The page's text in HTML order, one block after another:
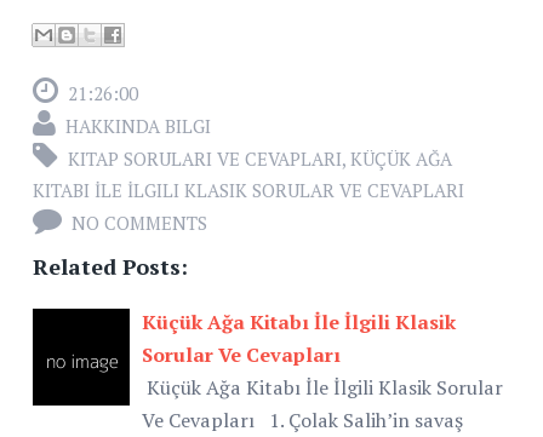
21:26:00
HAKKINDA BILGI
KITAP SORULARI VE CEVAPLARI, KÜÇÜK AĞA
KITABI İLE İLGILI KLASIK SORULAR VE CEVAPLARI
NO COMMENTS
Related Posts:
Küçük Ağa Kitabı İle İlgili Klasik
Sorular Ve Cevapları
Küçük Ağa Kitabı İle İlgili Klasik Sorular
Ve Cevapları 1. Çolak Salih’in savaş